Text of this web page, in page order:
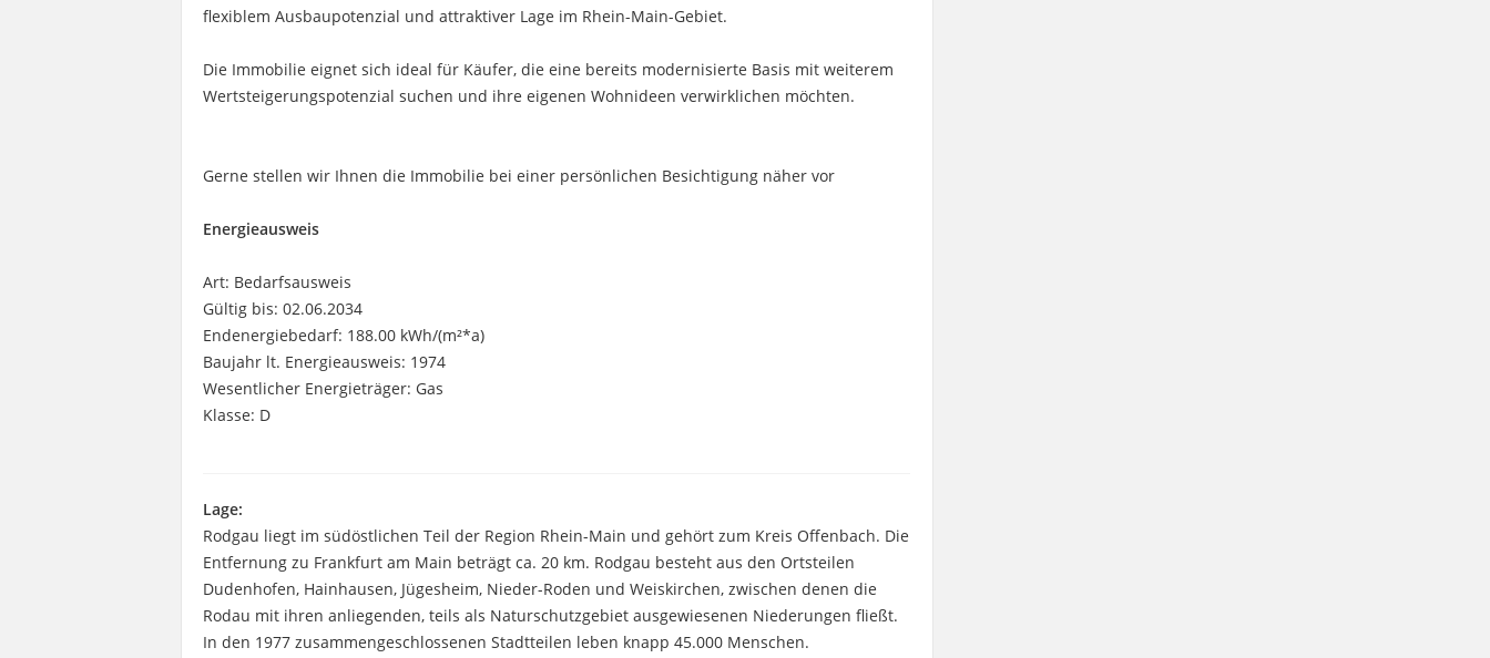
flexiblem Ausbaupotenzial und attraktiver Lage im Rhein-Main-Gebiet.
Die Immobilie eignet sich ideal für Käufer, die eine bereits modernisierte Basis mit weiterem
Wertsteigerungspotenzial suchen und ihre eigenen Wohnideen verwirklichen möchten.
Gerne stellen wir Ihnen die Immobilie bei einer persönlichen Besichtigung näher vor
Energieausweis
Art: Bedarfsausweis
Gültig bis: 02.06.2034
Endenergiebedarf: 188.00 kWh/(m²*a)
Baujahr lt. Energieausweis: 1974
Wesentlicher Energieträger: Gas
Klasse: D
Lage:
Rodgau liegt im südöstlichen Teil der Region Rhein-Main und gehört zum Kreis Offenbach. Die
Entfernung zu Frankfurt am Main beträgt ca. 20 km. Rodgau besteht aus den Ortsteilen
Dudenhofen, Hainhausen, Jügesheim, Nieder-Roden und Weiskirchen, zwischen denen die
Rodau mit ihren anliegenden, teils als Naturschutzgebiet ausgewiesenen Niederungen fließt.
In den 1977 zusammengeschlossenen Stadtteilen leben knapp 45.000 Menschen.